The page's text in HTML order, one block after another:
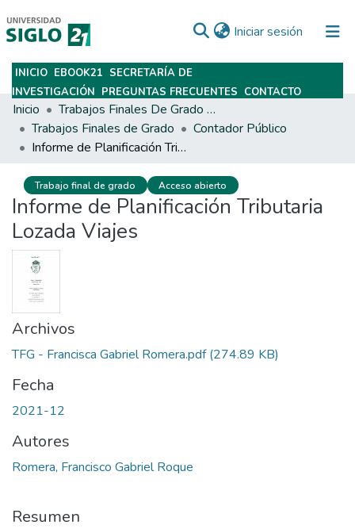
Iniciar sesión (current)
Subir
INICIO EBOOK21 SECRETARÍA DE
INVESTIGACIÓN PREGUNTAS FRECUENTES CONTACTO
Inicio
Trabajos Finales De Grado Y Posgrado
Trabajos Finales de Grado
Contador Público
Informe de Planificación Tributaria Lozada Viajes
Trabajo final de grado Acceso abierto
Informe de Planificación Tributaria
Lozada Viajes
Archivos
TFG - Francisca Gabriel Romera.pdf(274.89 KB)
Fecha
2021-12
Autores
Romera, Francisco Gabriel Roque
Resumen